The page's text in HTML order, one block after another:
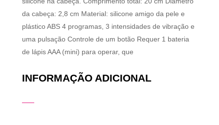
da cabeça: 2,8 cm Material: silicone amigo da pele e
plástico ABS 4 programas, 3 intensidades de vibração e
uma pulsação Controle de um botão Requer 1 bateria
de lápis AAA (mini) para operar, que
INFORMAÇÃO ADICIONAL